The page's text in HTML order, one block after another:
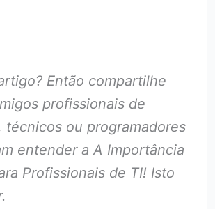
Então compartilhe
profissionais de
técnicos ou programadores
entender a A Importância
Profissionais de TI! Isto